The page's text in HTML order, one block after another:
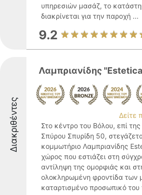
υπηρεσιών μασάζ, το
διακρίνεται για την παροχή ...
9.2
Διακριθέντες
Λαμπριανίδης
Δείτε
Στο κέντρο του Βόλου, επί
Σπύρου Σπυρίδη 50,
κομμωτήριο Λαμπριανίδης
χώρος που εστιάζει στη
αντίληψη της ομορφιάς και
ολοκληρωμένη φροντίδα των
καταρτισμένο προσωπικό του